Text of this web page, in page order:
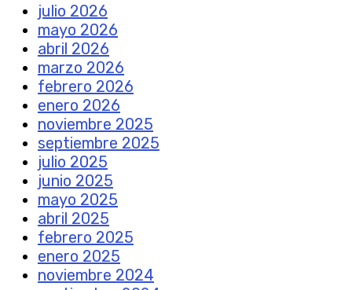
julio 2026
mayo 2026
abril 2026
marzo 2026
febrero 2026
enero 2026
noviembre 2025
septiembre 2025
julio 2025
junio 2025
mayo 2025
abril 2025
febrero 2025
enero 2025
noviembre 2024